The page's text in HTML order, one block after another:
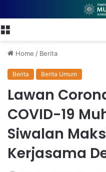
Home / Berita
Berita Berita Umum
Lawan
COVID-19
Siwalan
Kerjasama